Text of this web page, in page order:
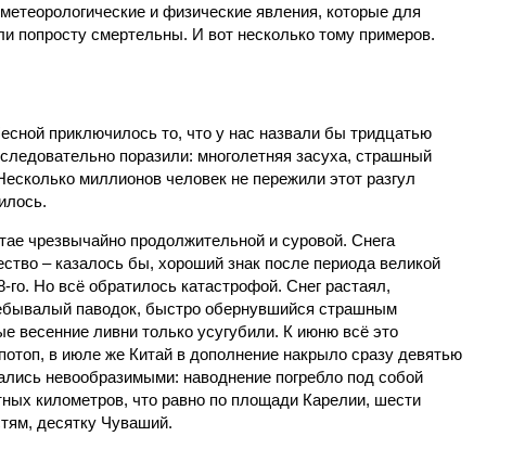
и физические явления, которые для
попросту смертельны. И вот несколько тому примеров.
приключилось то, что у нас назвали бы тридцатью
поразили: многолетняя засуха, страшный
миллионов человек не пережили этот разгул
чрезвычайно продолжительной и суровой. Снега
– казалось бы, хороший знак после периода великой
Но всё обратилось катастрофой. Снег растаял,
паводок, быстро обернувшийся страшным
весенние ливни только усугубили. К июню всё это
в июле же Китай в дополнение накрыло сразу девятью
невообразимыми: наводнение погребло под собой
километров, что равно по площади Карелии, шести
десятку Чуваший.